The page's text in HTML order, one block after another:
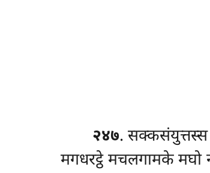
२४७. सक्कसंयुत्तस्स
मगधरट्ठे मचलगामके मघो